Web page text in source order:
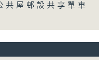
屋邨設共享單車